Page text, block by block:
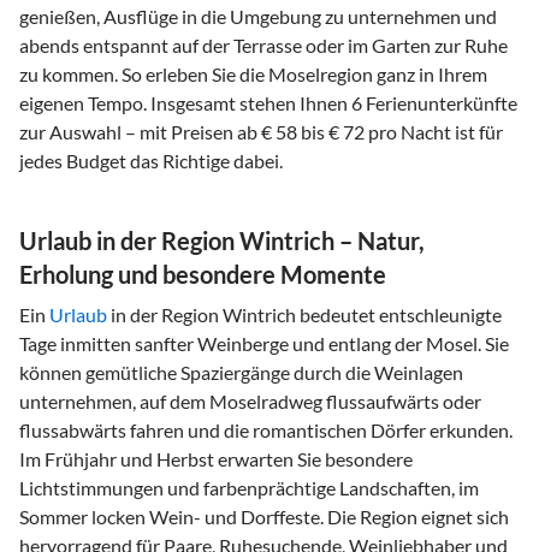
genießen, Ausflüge in die Umgebung zu unternehmen und
abends entspannt auf der Terrasse oder im Garten zur Ruhe
zu kommen. So erleben Sie die Moselregion ganz in Ihrem
eigenen Tempo. Insgesamt stehen Ihnen 6 Ferienunterkünfte
zur Auswahl – mit Preisen ab € 58 bis € 72 pro Nacht ist für
jedes Budget das Richtige dabei.
Urlaub in der Region Wintrich – Natur,
Erholung und besondere Momente
Ein Urlaub in der Region Wintrich bedeutet entschleunigte
Tage inmitten sanfter Weinberge und entlang der Mosel. Sie
können gemütliche Spaziergänge durch die Weinlagen
unternehmen, auf dem Moselradweg flussaufwärts oder
flussabwärts fahren und die romantischen Dörfer erkunden.
Im Frühjahr und Herbst erwarten Sie besondere
Lichtstimmungen und farbenprächtige Landschaften, im
Sommer locken Wein- und Dorffeste. Die Region eignet sich
hervorragend für Paare, Ruhesuchende, Weinliebhaber und